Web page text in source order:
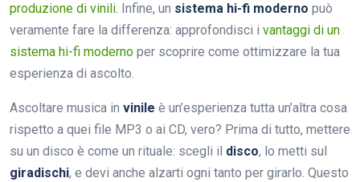
produzione di vinili. Infine, un sistema hi-fi moderno può
veramente fare la differenza: approfondisci i vantaggi di un
sistema hi-fi moderno per scoprire come ottimizzare la tua
esperienza di ascolto.
Ascoltare musica in vinile è un’esperienza tutta un’altra cosa
rispetto a quei file MP3 o ai CD, vero? Prima di tutto, mettere
su un disco è come un rituale: scegli il disco, lo metti sul
giradischi, e devi anche alzarti ogni tanto per girarlo. Questo